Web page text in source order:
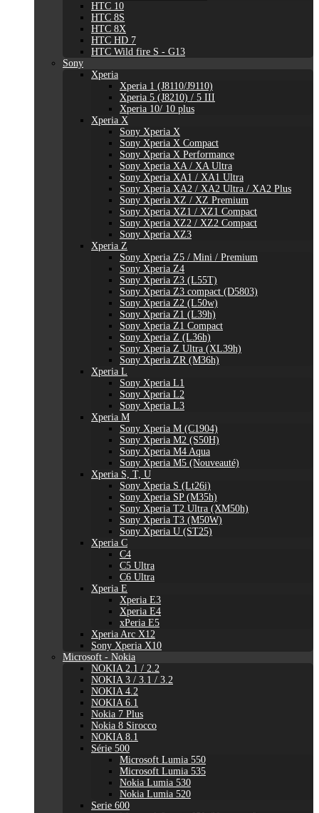
HTC 10
HTC 8S
HTC 8X
HTC HD 7
HTC Wild fire S - G13
Sony
Xperia
Xperia 1 (J8110/J9110)
Xperia 5 (J8210) / 5 III
Xperia 10/ 10 plus
Xperia X
Sony Xperia X
Sony Xperia X Compact
Sony Xperia X Performance
Sony Xperia XA / XA Ultra
Sony Xperia XA1 / XA1 Ultra
Sony Xperia XA2 / XA2 Ultra / XA2 Plus
Sony Xperia XZ / XZ Premium
Sony Xperia XZ1 / XZ1 Compact
Sony Xperia XZ2 / XZ2 Compact
Sony Xperia XZ3
Xperia Z
Sony Xperia Z5 / Mini / Premium
Sony Xperia Z4
Sony Xperia Z3 (L55T)
Sony Xperia Z3 compact (D5803)
Sony Xperia Z2 (L50w)
Sony Xperia Z1 (L39h)
Sony Xperia Z1 Compact
Sony Xperia Z (L36h)
Sony Xperia Z Ultra (XL39h)
Sony Xperia ZR (M36h)
Xperia L
Sony Xperia L1
Sony Xperia L2
Sony Xperia L3
Xperia M
Sony Xperia M (C1904)
Sony Xperia M2 (S50H)
Sony Xperia M4 Aqua
Sony Xperia M5 (Nouveauté)
Xperia S, T, U
Sony Xperia S (Lt26i)
Sony Xperia SP (M35h)
Sony Xperia T2 Ultra (XM50h)
Sony Xperia T3 (M50W)
Sony Xperia U (ST25)
Xperia C
C4
C5 Ultra
C6 Ultra
Xperia E
Xperia E3
Xperia E4
xPeria E5
Xperia Arc X12
Sony Xperia X10
Microsoft - Nokia
NOKIA 2.1 / 2.2
NOKIA 3 / 3.1 / 3.2
NOKIA 4.2
NOKIA 6.1
Nokia 7 Plus
Nokia 8 Sirocco
NOKIA 8.1
Série 500
Microsoft Lumia 550
Microsoft Lumia 535
Nokia Lumia 530
Nokia Lumia 520
Serie 600